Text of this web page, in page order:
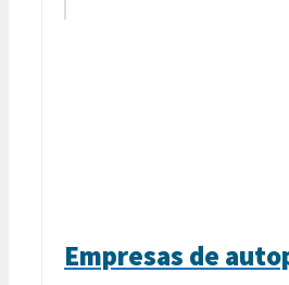
Empresas de